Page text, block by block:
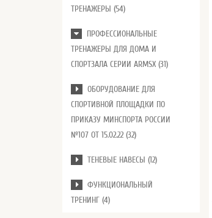
ТРЕНАЖЕРЫ (54)
ПРОФЕССИОНАЛЬНЫЕ
ТРЕНАЖЕРЫ ДЛЯ ДОМА И
СПОРТЗАЛА СЕРИИ ARMSX (31)
ОБОРУДОВАНИЕ ДЛЯ
СПОРТИВНОЙ ПЛОЩАДКИ ПО
ПРИКАЗУ МИНСПОРТА РОССИИ
№107 ОТ 15.02.22 (32)
ТЕНЕВЫЕ НАВЕСЫ (12)
ФУНКЦИОНАЛЬНЫЙ
ТРЕНИНГ (4)